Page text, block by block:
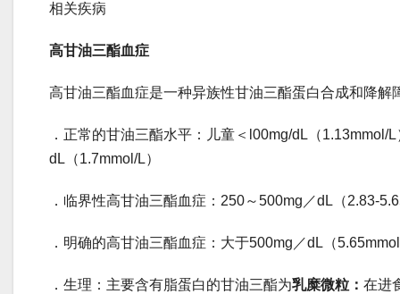
相关疾病
高甘油三酯血症
高甘油三酯血症是一种异族性甘油三酯蛋白合成和降解
．正常的甘油三酯水平：儿童＜l00mg/dL（1.13mmol/
dL（1.7mmol/L）
．临界性高甘油三酯血症：250～500mg／dL（2.83-
．明确的高甘油三酯血症：大于500mg／dL（
．生理：主要含有脂蛋白的甘油三酯为乳糜微粒： 在进